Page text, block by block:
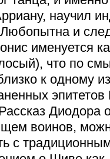
научил
Любопытна и
именуется
что по
к одному
Диодора
воинов,
с